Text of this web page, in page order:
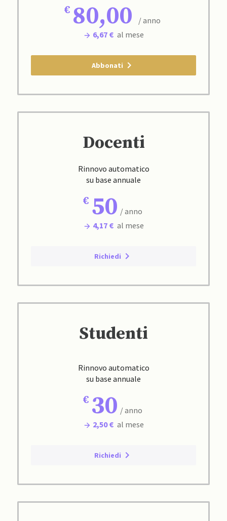
80,00
/ anno
6,67 € al mese
Abbonati
Docenti
Rinnovo automatico
su base annuale
50 / anno
4,17 € al mese
Richiedi
Studenti
Rinnovo automatico
su base annuale
30 / anno
2,50 € al mese
Richiedi